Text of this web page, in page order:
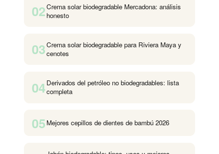
02Crema solar biodegradable Mercadona: análisis
honesto
03Crema solar biodegradable para Riviera Maya y
cenotes
04 Derivados del petróleo no biodegradables: lista
completa
05 Mejores cepillos de dientes de bambú 2026